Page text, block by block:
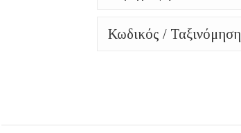
Κωδικός / Ταξινόμηση